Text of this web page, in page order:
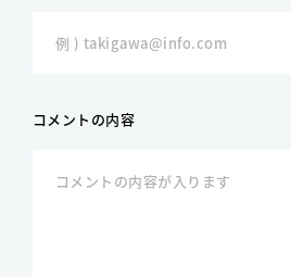
コメントの内容